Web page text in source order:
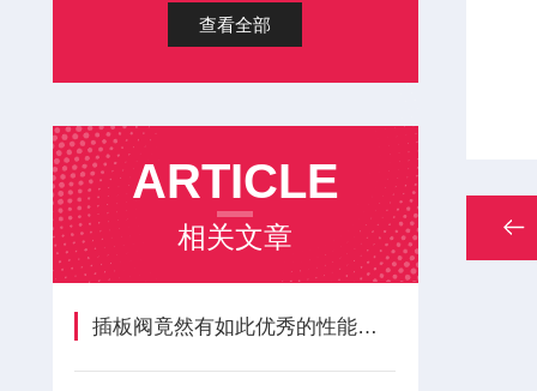
查看全部
ARTICLE
相关文章
插板阀竟然有如此优秀的性能指标